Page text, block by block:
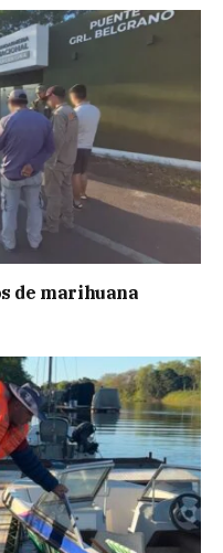
de marihuana